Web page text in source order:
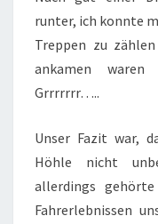
runter, ich konnte
Treppen zu
ankamen
Grrrrrrr…..
Unser Fazit war,
Höhle nicht
allerdings
Fahrerlebnissen